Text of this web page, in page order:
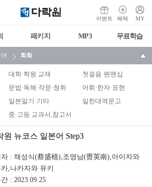
이벤트 혜택 MY
패키지 MP3 무료학습
회화
대학·학원 교재 첫걸음·펜맨십
문법·독해·작문·청취
어휘·한자·표현
일본알기·기타
일한대역문고
중·고등 교과서,참고서
원 뉴코스 일본어 Step3
: 채성식(蔡盛植),조영남(曺英南),아이자와
,나카자와 유키
: 2023.09.25